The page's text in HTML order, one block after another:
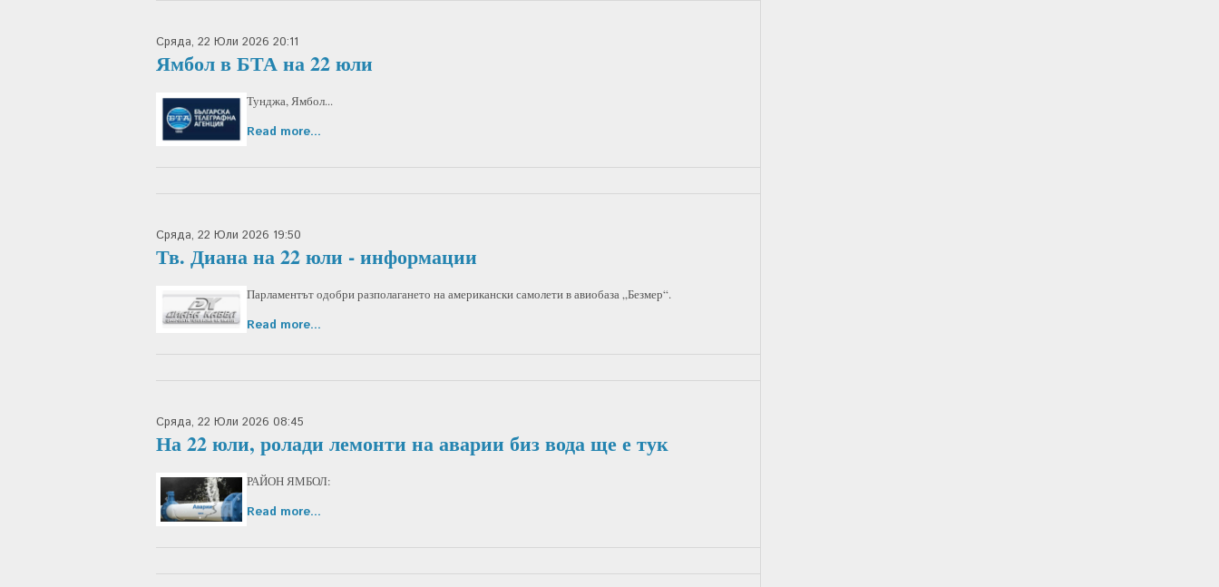
Сряда, 22 Юли 2026 20:11
Ямбол в БТА на 22 юли
Тунджа, Ямбол...
Read more...
Сряда, 22 Юли 2026 19:50
Тв. Диана на 22 юли - информации
Парламентът одобри разполагането на американски самолети в авиобаза „Безмер“.
Read more...
Сряда, 22 Юли 2026 08:45
На 22 юли, ролади лемонти на аварии биз вода ще е тук
РАЙОН ЯМБОЛ:
Read more...